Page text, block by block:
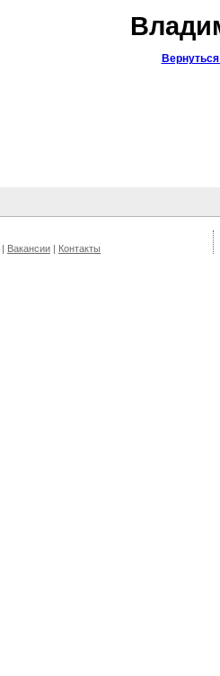
| Вакансии | Контакты